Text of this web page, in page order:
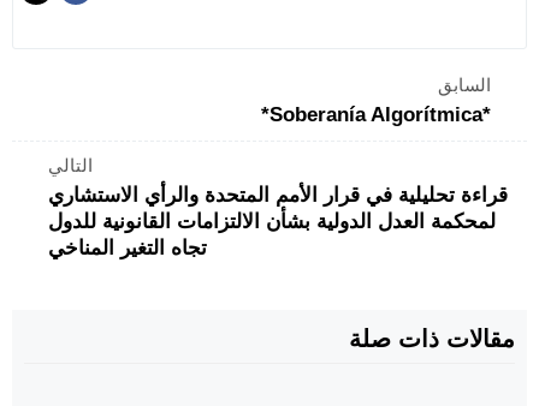
السابق
*Soberanía Algorítmica*
التالي
قراءة تحليلية في قرار الأمم المتحدة والرأي الاستشاري
لمحكمة العدل الدولية بشأن الالتزامات القانونية للدول
تجاه التغير المناخي
مقالات ذات صلة